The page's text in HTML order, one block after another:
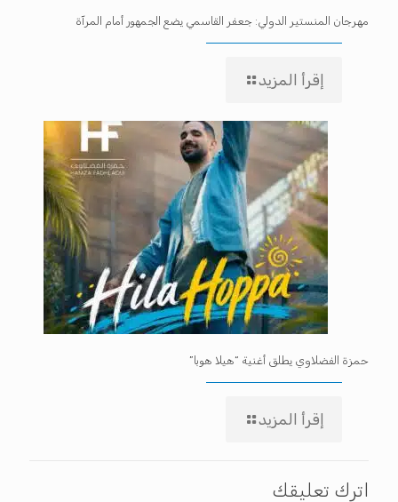
مهرجان المنستير الدولي: جعفر القاسمي يضع الجمهور أمام المرآة
إقرأ المزيد
حمزة الفضلاوي يطلق أغنية “هيلا هوبا”
إقرأ المزيد
اترك تعليقك